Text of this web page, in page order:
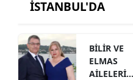
İSTANBUL'DA
BİLİR VE
ELMAS
AİLELERİ